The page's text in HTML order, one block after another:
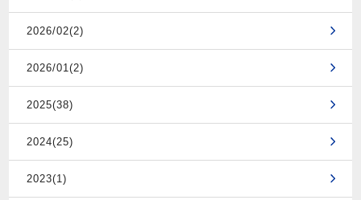
2026/02(2)
2026/01(2)
2025(38)
2024(25)
2023(1)